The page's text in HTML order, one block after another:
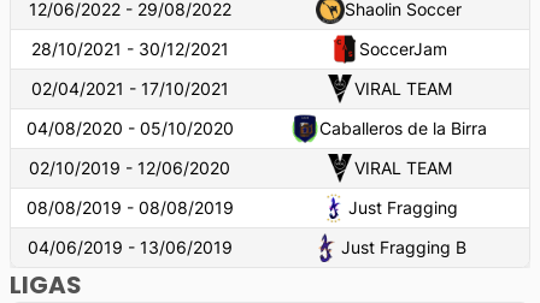
12/06/2022 - 29/08/2022
Shaolin Soccer
28/10/2021 - 30/12/2021
SoccerJam
02/04/2021 - 17/10/2021
VIRAL TEAM
04/08/2020 - 05/10/2020
Caballeros de la Birra
02/10/2019 - 12/06/2020
VIRAL TEAM
08/08/2019 - 08/08/2019
Just Fragging
04/06/2019 - 13/06/2019
Just Fragging B
LIGAS